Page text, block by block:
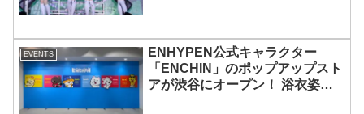
EVENTS
ENHYPEN公式キャラクター
「ENCHIN」のポップアップスト
アが渋谷にオープン！ 浴衣姿の